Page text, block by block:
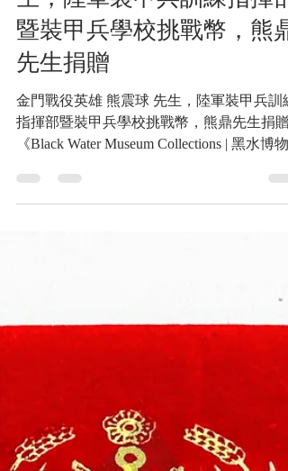
金門戰役英雄 熊震球 先
生，陸軍裝甲兵訓練指揮部
暨裝甲兵學校挑戰幣，熊鼎
先生捐贈
指揮部暨裝甲兵學校挑戰幣，熊鼎先生捐贈
《Black Water Museum Collections | 黑水博物館